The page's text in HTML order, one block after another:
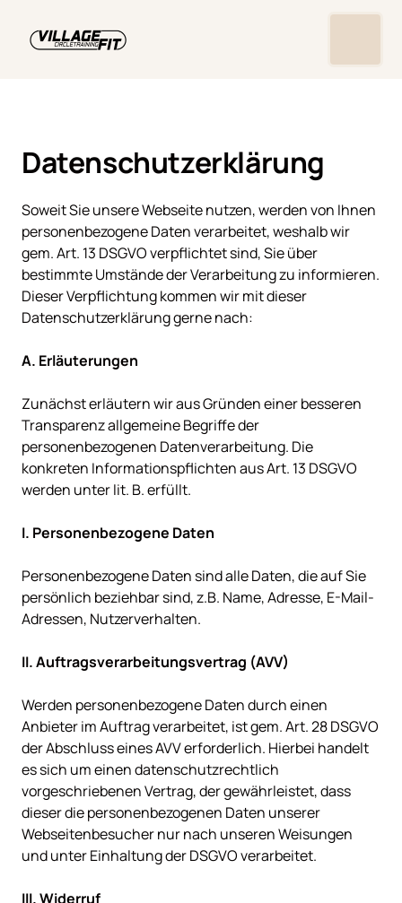
Datenschutzerklärung
Soweit Sie unsere Webseite nutzen, werden von Ihnen
personenbezogene Daten verarbeitet, weshalb wir
gem. Art. 13 DSGVO verpflichtet sind, Sie über
bestimmte Umstände der Verarbeitung zu informieren.
Dieser Verpflichtung kommen wir mit dieser
Datenschutzerklärung gerne nach:
Zunächst erläutern wir aus Gründen einer besseren
Transparenz allgemeine Begriffe der
personenbezogenen Datenverarbeitung. Die
konkreten Informationspflichten aus Art. 13 DSGVO
werden unter lit. B. erfüllt.
Personenbezogene Daten sind alle Daten, die auf Sie
persönlich beziehbar sind, z.B. Name, Adresse, E-Mail-
Adressen, Nutzerverhalten.
Werden personenbezogene Daten durch einen
Anbieter im Auftrag verarbeitet, ist gem. Art. 28 DSGVO
der Abschluss eines AVV erforderlich. Hierbei handelt
es sich um einen datenschutzrechtlich
vorgeschriebenen Vertrag, der gewährleistet, dass
dieser die personenbezogenen Daten unserer
Webseitenbesucher nur nach unseren Weisungen
und unter Einhaltung der DSGVO verarbeitet.